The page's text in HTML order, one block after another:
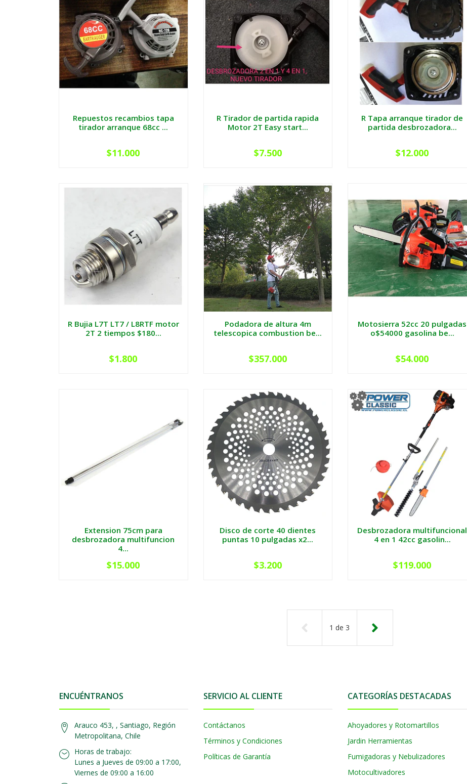
Repuestos recambios tapa
tirador arranque 68cc ...
$11.000
R Tirador de partida rapida
Motor 2T Easy start...
$7.500
R Tapa arranque tirador de
partida desbrozadora...
$12.000
R Bujia L7T LT7 / L8RTF motor
2T 2 tiempos $180...
$1.800
Podadora de altura 4m
telescopica combustion be...
$357.000
Motosierra 52cc 20 pulgadas
o$54000 gasolina be...
$54.000
Extension 75cm para
desbrozadora multifuncion
4...
$15.000
Disco de corte 40 dientes
puntas 10 pulgadas x2...
$3.200
Desbrozadora multifuncional
4 en 1 42cc gasolin...
$119.000
1 de 3
ENCUÉNTRANOS
Arauco 453, , Santiago, Región
Metropolitana, Chile
Horas de trabajo:
Lunes a Jueves de 09:00 a 17:00,
Viernes de 09:00 a 16:00
SERVICIO AL CLIENTE
Contáctanos
Términos y Condiciones
Políticas de Garantía
CATEGORÍAS DESTACADAS
Ahoyadores y Rotomartillos
Jardin Herramientas
Fumigadoras y Nebulizadores
Motocultivadores